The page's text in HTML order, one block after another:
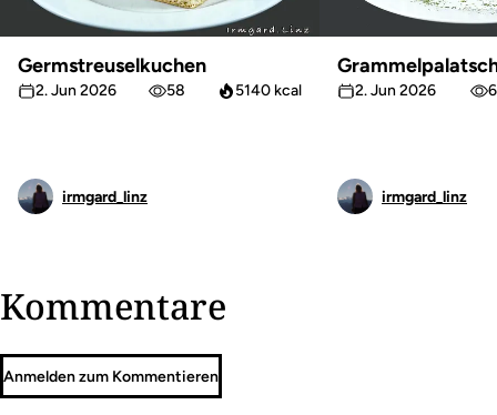
Germstreuselkuchen
2. Jun 2026 58 5140 kcal
irmgard_linz
2. Jun 2026
irmgard_linz
Kommentare
Anmelden zum Kommentieren